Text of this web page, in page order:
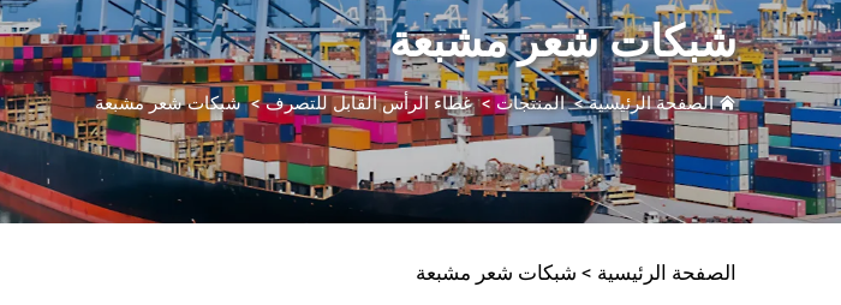
شبكات شعر مشبعة
الصفحة الرئيسية>المنتجات>غطاء الرأس القابل للتصرف>شبكات شعر مشبعة
الصفحة الرئيسية > شبكات شعر مشبعة